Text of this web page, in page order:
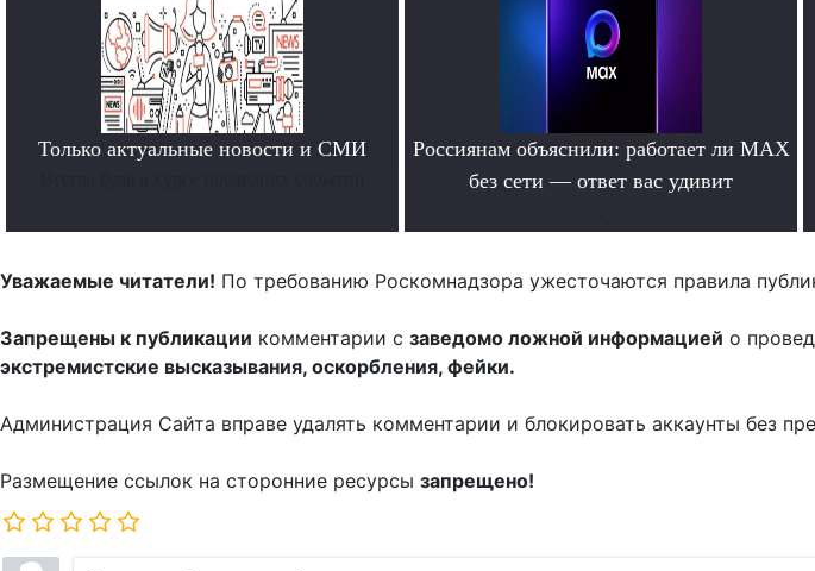
Только актуальные новости и СМИ
Россиянам объяснили: работает ли MAX
без сети — ответ вас удивит
Уважаемые читатели! По требованию Роскомнадзора ужесточаются правила
Запрещены к публикации комментарии с заведомо ложной информацией о
экстремистские высказывания, оскорбления, фейки.
Администрация Сайта вправе удалять комментарии и блокировать аккаунты без
Размещение ссылок на сторонние ресурсы запрещено!